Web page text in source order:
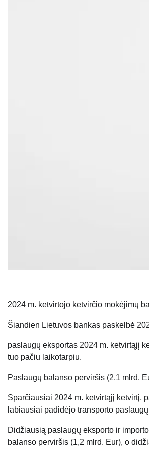
2024 m. ketvirtojo ketvirčio mokėjimų
Šiandien Lietuvos bankas paskelbė
paslaugų eksportas 2024 m. ketvirtąjį
tuo pačiu laikotarpiu.
Paslaugų balanso perviršis (2,1 mlrd.
Sparčiausiai 2024 m. ketvirtąjį ketvirtį,
labiausiai padidėjo transporto
Didžiausią paslaugų eksporto ir
balanso perviršis (1,2 mlrd. Eur), o